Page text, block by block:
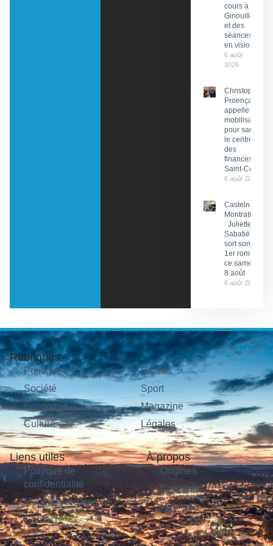
cours à
Ginouillac
et des
séances
en visio
6 août
2026
Christophe
Proença
appelle à la
mobilisation
pour sauver
le centre
des
finances de
Saint-Céré
6 août 2026
Castelnau-
Montratier
: Juliette
Sabatié
sort son
1er roman
ce samedi
8 août
6 août 2026
Rubriques
Politique
Société
Économie
Culture
Sorties
Sport
Magazine
Légales
Liens utiles
Politique de
confidentialité
Mentions légales
Contact
À propos
Origines
Carrières
Publicité